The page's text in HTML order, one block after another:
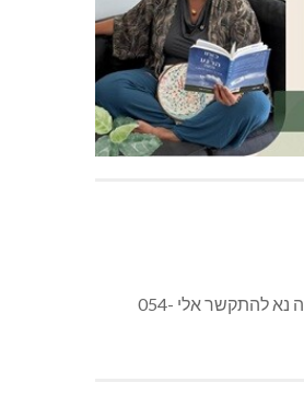
חתול בצבע אפור נמר עם לבן,פנים סימטריות,מעויין לבן במצח,היה עם קולר כחול.יצא מהבית ברחוב חרמון.סימן היכר שלו היא הליכה קצת שפופה.מי שרואה נא להתקשר אלי 054-